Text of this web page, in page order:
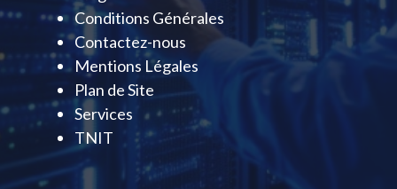
Conditions Générales
Contactez-nous
Mentions Légales
Plan de Site
Services
TNIT